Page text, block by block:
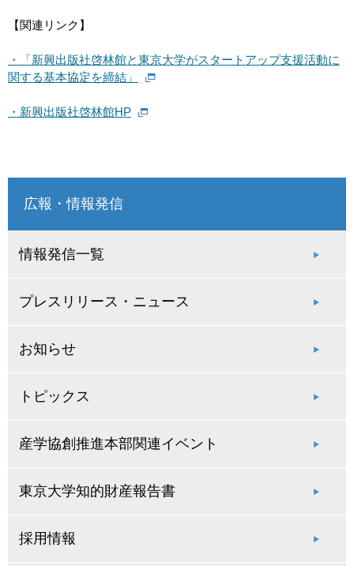
【関連リンク】
・「新興出版社啓林館と東京大学がスタートアップ支援活動に
関する基本協定を締結」
・新興出版社啓林館HP
広報・情報発信
情報発信一覧
プレスリリース・ニュース
お知らせ
トピックス
産学協創推進本部関連イベント
東京大学知的財産報告書
採用情報